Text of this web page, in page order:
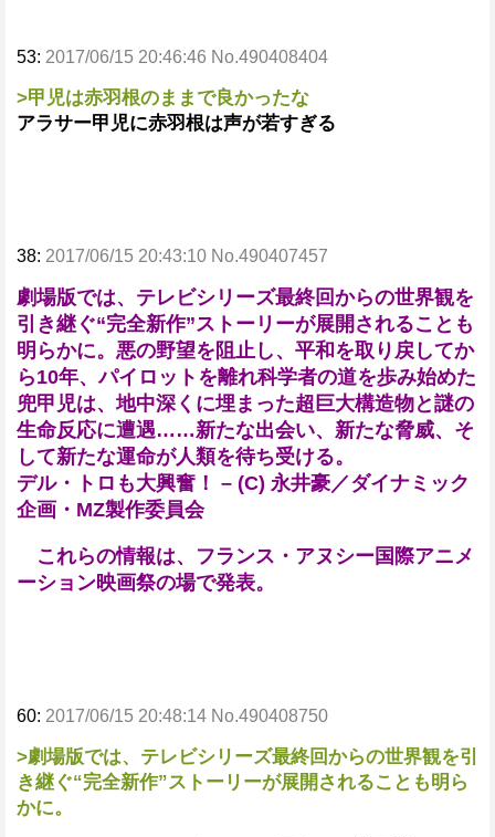
53: 2017/06/15 20:46:46 No.490408404
>甲児は赤羽根のままで良かったな
アラサー甲児に赤羽根は声が若すぎる
38: 2017/06/15 20:43:10 No.490407457
劇場版では、テレビシリーズ最終回からの世界観を
引き継ぐ“完全新作”ストーリーが展開されることも
明らかに。悪の野望を阻止し、平和を取り戻してか
ら10年、パイロットを離れ科学者の道を歩み始めた
兜甲児は、地中深くに埋まった超巨大構造物と謎の
生命反応に遭遇……新たな出会い、新たな脅威、そ
して新たな運命が人類を待ち受ける。
デル・トロも大興奮！ – (C) 永井豪／ダイナミック
企画・MZ製作委員会
これらの情報は、フランス・アヌシー国際アニメ
ーション映画祭の場で発表。
60: 2017/06/15 20:48:14 No.490408750
>劇場版では、テレビシリーズ最終回からの世界観を引
き継ぐ“完全新作”ストーリーが展開されることも明ら
かに。